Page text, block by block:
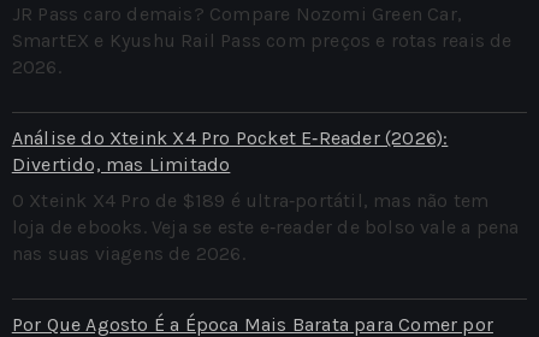
JR Pass caro demais? Compare Nozomi Green Car,
SmartEX e Kyushu Rail Pass com preços e rotas reais de
2026.
Análise do Xteink X4 Pro Pocket E‑Reader (2026):
Divertido, mas Limitado
O Xteink X4 Pro de $189 é ultra‑portátil, mas não tem
loja de ebooks. Veja se este e‑reader de bolso vale a pena
nas suas viagens de 2026.
Por Que Agosto É a Época Mais Barata para Comer por